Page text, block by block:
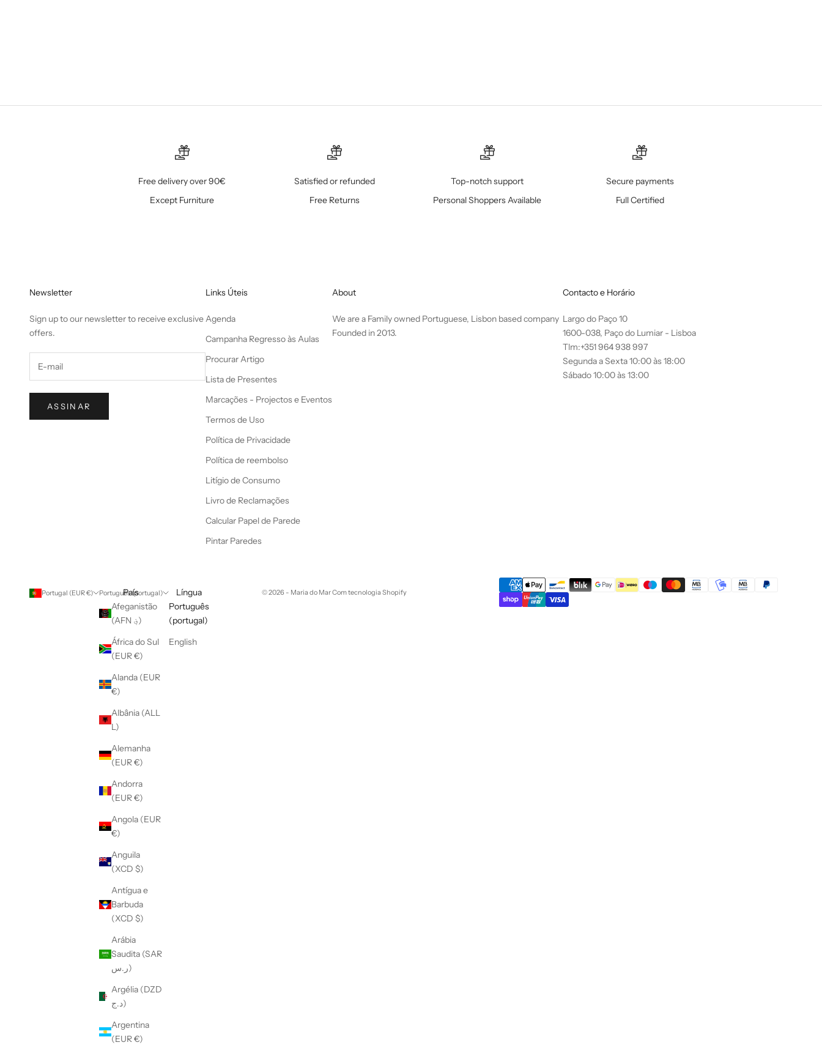
Free delivery over 90€
Except Furniture
Satisfied or refunded
Free Returns
Top-notch support
Personal Shoppers Available
Secure payments
Full Certified
Newsletter
Sign up to our newsletter to receive exclusive
offers.
ASSINAR
Links Úteis
Agenda
Campanha Regresso às Aulas
Procurar Artigo
Lista de Presentes
Marcações - Projectos e Eventos
Termos de Uso
Política de Privacidade
Política de reembolso
Litígio de Consumo
Livro de Reclamações
Calcular Papel de Parede
Pintar Paredes
About
We are a Family owned Portuguese, Lisbon based company
Founded in 2013.
Contacto e Horário
Largo do Paço 10
1600-038, Paço do Lumiar - Lisboa
Tlm:+351 964 938 997
Segunda a Sexta 10:00 às 18:00
Sábado 10:00 às 13:00
Portugal (EUR €)
País
Afeganistão
(AFN ؋)
África do Sul
(EUR €)
Alanda (EUR
€)
Albânia (ALL
L)
Alemanha
(EUR €)
Andorra
(EUR €)
Angola (EUR
€)
Anguila
(XCD $)
Antígua e
Barbuda
(XCD $)
Arábia
Saudita (SAR
ر.س)
Argélia (DZD
د.ج)
Argentina
(EUR €)
Português (portugal)
Língua
Português
(portugal)
English
© 2026 - Maria do MarCom tecnologia Shopify